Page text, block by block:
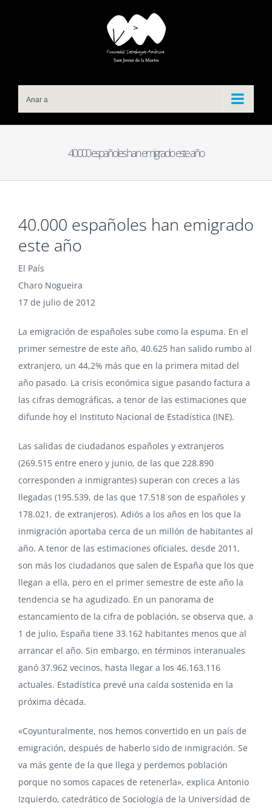
Anar a
40.000 españoles han emigrado este año
40.000 españoles han emigrado
este año
El País
Charo Nogueira
17 de julio de 2012
La emigración de españoles sube como la espuma. En el
primer semestre de este año, 40.625 han salido rumbo al
extranjero, un 44,2% más que en la primera mitad del
año pasado. La crisis económica sigue pasando factura a
las cifras demográficas, a tenor de las estimaciones que
difunde hoy el Instituto Nacional de Estadística (INE).
Las salidas de ciudadanos españoles y extranjeros
(269.515 entre enero y junio, de las que 228.890
corresponden a inmigrantes) superan con creces a las
llegadas (195.539, de las que 17.518 son de españoles y
178.021, de extranjeros). Adiós a los años en los que la
inmigración aportaba cerca de un millón de habitantes al
año. A tenor de las estimaciones oficiales, desde 2011,
son más los ciudadanos que salen de España que los que
llegan a ella, pero en el primer semestre de este año la
tendencia se ha agudizado. En un panorama de
estancamiento de la cifra de población, se observa que, a
1 de julio, España tiene 33.162 habitantes menos que al
arrancar el año. Sin embargo, en términos interanuales
ganó 37.962 vecinos, hasta llegar a los 46.163.116
actuales. Estadística prevé una caída sostenida en la
próxima década.
«Coyunturalmente, nos hemos convertido en un país de
emigración, después de haberlo sido de inmigración. Se
va más gente de la que llega y perdemos población
porque no somos capaces de retenerla», explica Antonio
Izquierdo, catedrático de Sociología de la Universidad de